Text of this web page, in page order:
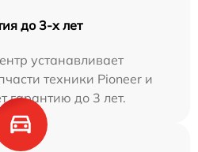
до 3-х лет
устанавливает
техники Pioneer и
гарантию до 3 лет.